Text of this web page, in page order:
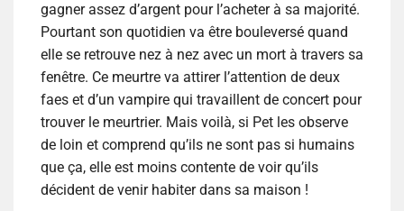
gagner assez d’argent pour l’acheter à sa majorité.
Pourtant son quotidien va être bouleversé quand
elle se retrouve nez à nez avec un mort à travers sa
fenêtre. Ce meurtre va attirer l’attention de deux
faes et d’un vampire qui travaillent de concert pour
trouver le meurtrier. Mais voilà, si Pet les observe
de loin et comprend qu’ils ne sont pas si humains
que ça, elle est moins contente de voir qu’ils
décident de venir habiter dans sa maison !